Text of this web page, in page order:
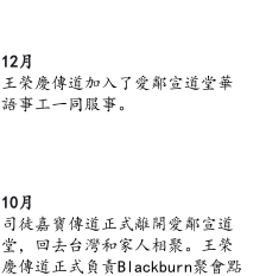
12月
王榮慶傳道加入了愛鄰宣道堂華
語事工一同服事。
10月
司徒嘉寶傳道正式離開愛鄰宣道
堂，回去台灣和家人相聚。王榮
慶傳道正式負責Blackburn聚會點